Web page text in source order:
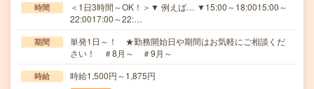
時間
＜1日3時間～OK！＞▼ 例えば… ▼15:00～18:0015:00～
22:0017:00～22:…
期間
単発1日～！ ★勤務開始日や期間はお気軽にご相談くだ
さい！ ＃8月～ ＃9月～
時給 時給1,500円～1,875円